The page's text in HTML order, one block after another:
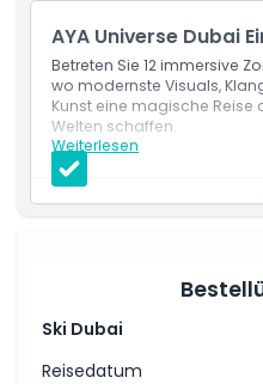
AYA Universe Dubai
Betreten Sie 12 immersive
wo modernste Visuals,
Kunst eine magische
Welten schaffen.
Weiterlesen
Leistungen
lebendigen Lichtern,
Ski Dubai
Reisedatum